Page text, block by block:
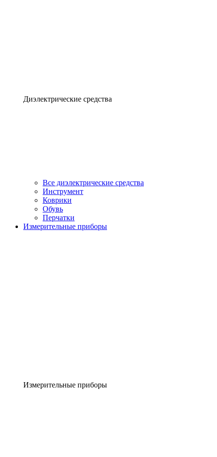
Диэлектрические средства
Все диэлектрические средства
Инструмент
Коврики
Обувь
Перчатки
Измерительные приборы
Измерительные приборы